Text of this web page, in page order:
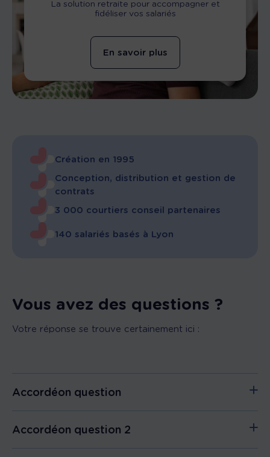
La solution retraite pour accompagner et
fidéliser vos salariés
En savoir plus
Création en 1995
Conception, distribution et gestion de
contrats
3 000 courtiers conseil partenaires
140 salariés basés à Lyon
Vous avez des questions ?
Votre réponse se trouve certainement ici :
Accordéon question
Accordéon question 2